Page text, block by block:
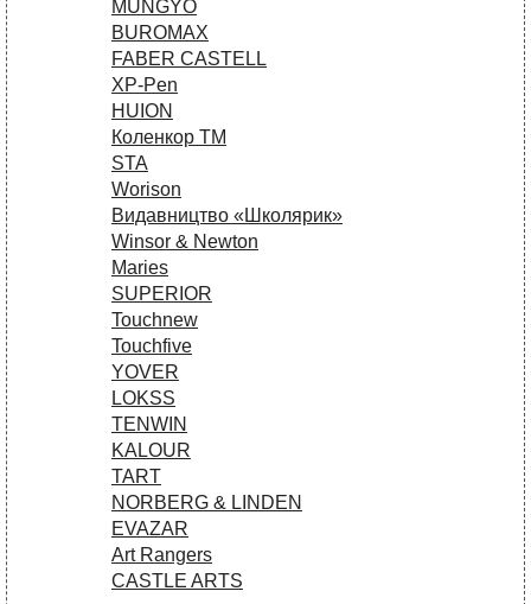
MUNGYO
BUROMAX
FABER CASTELL
XP-Pen
HUION
Коленкор ТМ
STA
Worison
Видавництво «Школярик»
Winsor & Newton
Maries
SUPERIOR
Touchnew
Touchfive
YOVER
LOKSS
TENWIN
KALOUR
TART
NORBERG & LINDEN
EVAZAR
Art Rangers
CASTLE ARTS